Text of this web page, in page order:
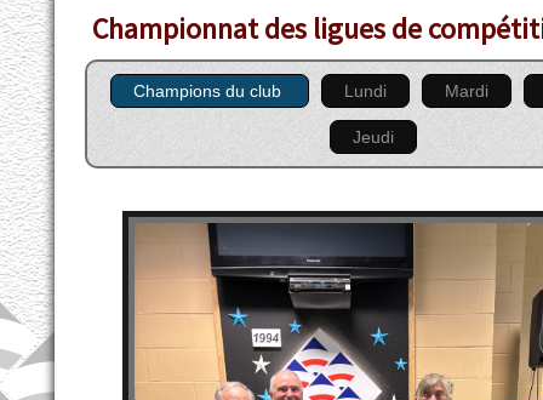
Championnat des ligues de
Champions du club Lundi Mardi
Jeudi